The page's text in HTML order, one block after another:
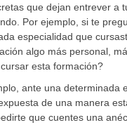
que dejan entrever a
Por ejemplo, si te
especialidad que
algo más personal,
esta formación?
ante una determinada
de una manera
que cuentes una